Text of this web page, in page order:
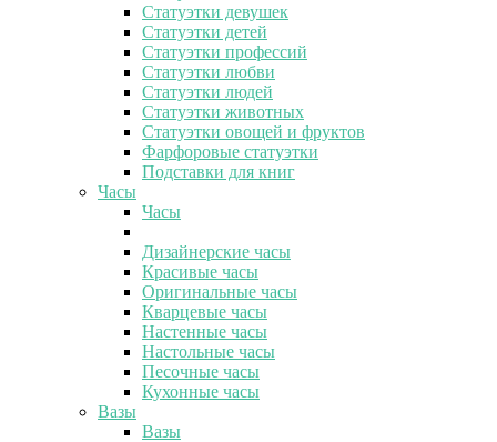
Статуэтки девушек
Статуэтки детей
Статуэтки профессий
Статуэтки любви
Статуэтки людей
Статуэтки животных
Статуэтки овощей и фруктов
Фарфоровые статуэтки
Подставки для книг
Часы
Часы
Дизайнерские часы
Красивые часы
Оригинальные часы
Кварцевые часы
Настенные часы
Настольные часы
Песочные часы
Кухонные часы
Вазы
Вазы